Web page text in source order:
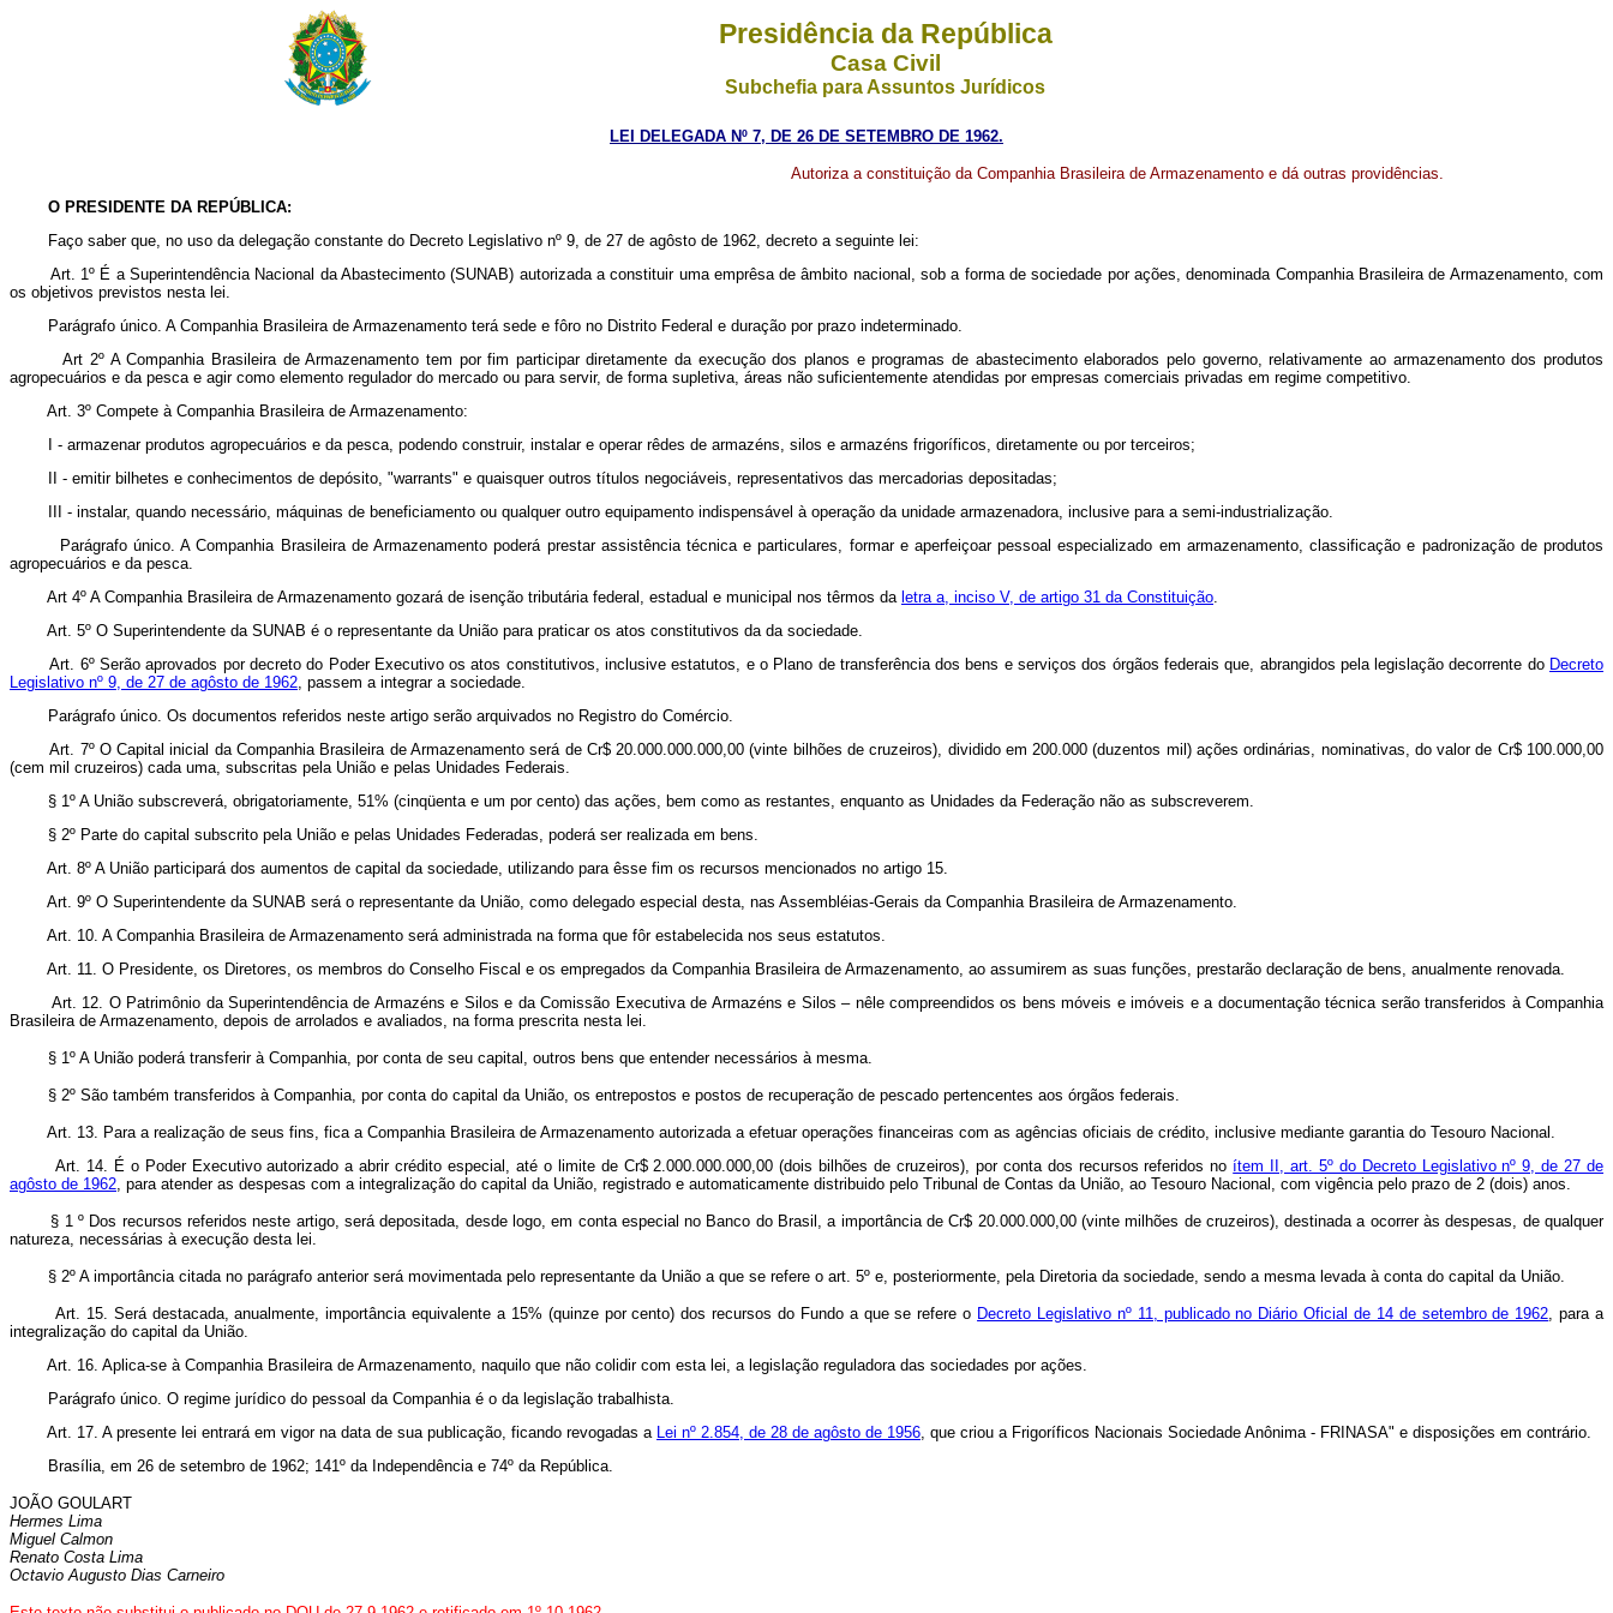
Presidência da República
Casa Civil
Subchefia para Assuntos Jurídicos
LEI DELEGADA Nº 7, DE 26 DE SETEMBRO DE 1962.
Autoriza a constituição da Companhia Brasileira de Armazenamento e dá outras providências.
O PRESIDENTE DA REPÚBLICA:
Faço saber que, no uso da delegação constante do Decreto Legislativo nº 9, de 27 de agôsto de 1962, decreto a seguinte lei:
Art. 1º É a Superintendência Nacional da Abastecimento (SUNAB) autorizada a constituir uma emprêsa de âmbito nacional, sob a forma de sociedade por ações, denominada Companhia Brasileira de Armazenamento, com
os objetivos previstos nesta lei.
Parágrafo único. A Companhia Brasileira de Armazenamento terá sede e fôro no Distrito Federal e duração por prazo indeterminado.
Art 2º A Companhia Brasileira de Armazenamento tem por fim participar diretamente da execução dos planos e programas de abastecimento elaborados pelo governo, relativamente ao armazenamento dos produtos
agropecuários e da pesca e agir como elemento regulador do mercado ou para servir, de forma supletiva, áreas não suficientemente atendidas por empresas comerciais privadas em regime competitivo.
Art. 3º Compete à Companhia Brasileira de Armazenamento:
I - armazenar produtos agropecuários e da pesca, podendo construir, instalar e operar rêdes de armazéns, silos e armazéns frigoríficos, diretamente ou por terceiros;
II - emitir bilhetes e conhecimentos de depósito, "warrants" e quaisquer outros títulos negociáveis, representativos das mercadorias depositadas;
III - instalar, quando necessário, máquinas de beneficiamento ou qualquer outro equipamento indispensável à operação da unidade armazenadora, inclusive para a semi-industrialização.
Parágrafo único. A Companhia Brasileira de Armazenamento poderá prestar assistência técnica e particulares, formar e aperfeiçoar pessoal especializado em armazenamento, classificação e padronização de produtos
agropecuários e da pesca.
Art 4º A Companhia Brasileira de Armazenamento gozará de isenção tributária federal, estadual e municipal nos têrmos da letra a, inciso V, de artigo 31 da Constituição.
Art. 5º O Superintendente da SUNAB é o representante da União para praticar os atos constitutivos da da sociedade.
Art. 6º Serão aprovados por decreto do Poder Executivo os atos constitutivos, inclusive estatutos, e o Plano de transferência dos bens e serviços dos órgãos federais que, abrangidos pela legislação decorrente do Decreto
Legislativo nº 9, de 27 de agôsto de 1962, passem a integrar a sociedade.
Parágrafo único. Os documentos referidos neste artigo serão arquivados no Registro do Comércio.
Art. 7º O Capital inicial da Companhia Brasileira de Armazenamento será de Cr$ 20.000.000.000,00 (vinte bilhões de cruzeiros), dividido em 200.000 (duzentos mil) ações ordinárias, nominativas, do valor de Cr$ 100.000,00
(cem mil cruzeiros) cada uma, subscritas pela União e pelas Unidades Federais.
§ 1º A União subscreverá, obrigatoriamente, 51% (cinqüenta e um por cento) das ações, bem como as restantes, enquanto as Unidades da Federação não as subscreverem.
§ 2º Parte do capital subscrito pela União e pelas Unidades Federadas, poderá ser realizada em bens.
Art. 8º A União participará dos aumentos de capital da sociedade, utilizando para êsse fim os recursos mencionados no artigo 15.
Art. 9º O Superintendente da SUNAB será o representante da União, como delegado especial desta, nas Assembléias-Gerais da Companhia Brasileira de Armazenamento.
Art. 10. A Companhia Brasileira de Armazenamento será administrada na forma que fôr estabelecida nos seus estatutos.
Art. 11. O Presidente, os Diretores, os membros do Conselho Fiscal e os empregados da Companhia Brasileira de Armazenamento, ao assumirem as suas funções, prestarão declaração de bens, anualmente renovada.
Art. 12. O Patrimônio da Superintendência de Armazéns e Silos e da Comissão Executiva de Armazéns e Silos – nêle compreendidos os bens móveis e imóveis e a documentação técnica serão transferidos à Companhia
Brasileira de Armazenamento, depois de arrolados e avaliados, na forma prescrita nesta lei.
§ 1º A União poderá transferir à Companhia, por conta de seu capital, outros bens que entender necessários à mesma.
§ 2º São também transferidos à Companhia, por conta do capital da União, os entrepostos e postos de recuperação de pescado pertencentes aos órgãos federais.
Art. 13. Para a realização de seus fins, fica a Companhia Brasileira de Armazenamento autorizada a efetuar operações financeiras com as agências oficiais de crédito, inclusive mediante garantia do Tesouro Nacional.
Art. 14. É o Poder Executivo autorizado a abrir crédito especial, até o limite de Cr$ 2.000.000.000,00 (dois bilhões de cruzeiros), por conta dos recursos referidos no ítem II, art. 5º do Decreto Legislativo nº 9, de 27 de
agôsto de 1962, para atender as despesas com a integralização do capital da União, registrado e automaticamente distribuido pelo Tribunal de Contas da União, ao Tesouro Nacional, com vigência pelo prazo de 2 (dois) anos.
§ 1 º Dos recursos referidos neste artigo, será depositada, desde logo, em conta especial no Banco do Brasil, a importância de Cr$ 20.000.000,00 (vinte milhões de cruzeiros), destinada a ocorrer às despesas, de qualquer
natureza, necessárias à execução desta lei.
§ 2º A importância citada no parágrafo anterior será movimentada pelo representante da União a que se refere o art. 5º e, posteriormente, pela Diretoria da sociedade, sendo a mesma levada à conta do capital da União.
Art. 15. Será destacada, anualmente, importância equivalente a 15% (quinze por cento) dos recursos do Fundo a que se refere o Decreto Legislativo nº 11, publicado no Diário Oficial de 14 de setembro de 1962, para a
integralização do capital da União.
Art. 16. Aplica-se à Companhia Brasileira de Armazenamento, naquilo que não colidir com esta lei, a legislação reguladora das sociedades por ações.
Parágrafo único. O regime jurídico do pessoal da Companhia é o da legislação trabalhista.
Art. 17. A presente lei entrará em vigor na data de sua publicação, ficando revogadas a Lei nº 2.854, de 28 de agôsto de 1956, que criou a Frigoríficos Nacionais Sociedade Anônima - FRINASA" e disposições em contrário.
Brasília, em 26 de setembro de 1962; 141º da Independência e 74º da República.
JOÃO GOULART
Hermes Lima
Miguel Calmon
Renato Costa Lima
Octavio Augusto Dias Carneiro